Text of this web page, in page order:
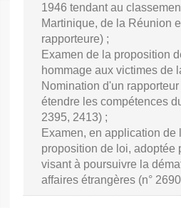
Comptes rendus des débats
1946 tendant au
Martinique, de la Réunion
rapporteure) ;
Examen de la proposition
hommage aux victimes de
Nomination d'un
étendre les compétences
2395, 2413) ;
Examen, en application
proposition de loi, adoptée
visant à poursuivre la
affaires étrangères (n°